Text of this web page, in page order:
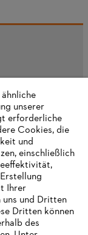
unserer
erforderliche
Cookies, die
und
einschließlich
Ihrer
und Dritten
Dritten können
des